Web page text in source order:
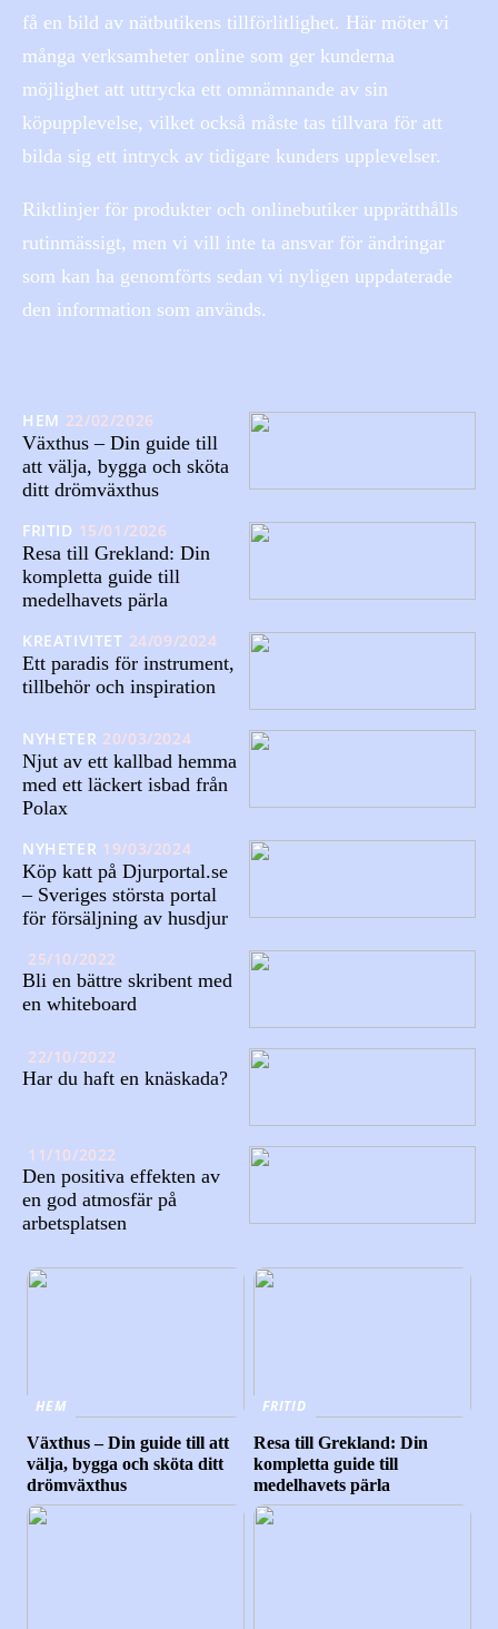
få en bild av nätbutikens tillförlitlighet. Här möter vi
många verksamheter online som ger kunderna
möjlighet att uttrycka ett omnämnande av sin
köpupplevelse, vilket också måste tas tillvara för att
bilda sig ett intryck av tidigare kunders upplevelser.
Riktlinjer för produkter och onlinebutiker upprätthålls
rutinmässigt, men vi vill inte ta ansvar för ändringar
som kan ha genomförts sedan vi nyligen uppdaterade
den information som används.
HEM 22/02/2026
Växthus – Din guide till
att välja, bygga och sköta
ditt drömväxthus
FRITID 15/01/2026
Resa till Grekland: Din
kompletta guide till
medelhavets pärla
KREATIVITET 24/09/2024
Ett paradis för instrument,
tillbehör och inspiration
NYHETER 20/03/2024
Njut av ett kallbad hemma
med ett läckert isbad från
Polax
NYHETER 19/03/2024
Köp katt på Djurportal.se
– Sveriges största portal
för försäljning av husdjur
25/10/2022
Bli en bättre skribent med
en whiteboard
22/10/2022
Har du haft en knäskada?
11/10/2022
Den positiva effekten av
en god atmosfär på
arbetsplatsen
HEM
Växthus – Din guide till att
välja, bygga och sköta ditt
drömväxthus
FRITID
Resa till Grekland: Din
kompletta guide till
medelhavets pärla